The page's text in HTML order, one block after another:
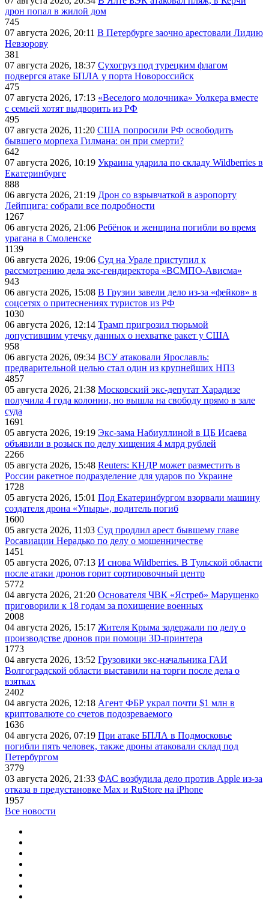
дрон попал в жилой дом
745
07 августа 2026, 20:11 В Петербурге заочно арестовали Лидию
Невзорову
381
07 августа 2026, 18:37 Сухогруз под турецким флагом
подвергся атаке БПЛА у порта Новороссийск
475
07 августа 2026, 17:13 «Веселого молочника» Уолкера вместе
с семьей хотят выдворить из РФ
495
07 августа 2026, 11:20 США попросили РФ освободить
бывшего морпеха Гилмана: он при смерти?
642
07 августа 2026, 10:19 Украина ударила по складу Wildberries в
Екатеринбурге
888
06 августа 2026, 21:19 Дрон со взрывчаткой в аэропорту
Лейпцига: собрали все подробности
1267
06 августа 2026, 21:06 Ребёнок и женщина погибли во время
урагана в Смоленске
1139
06 августа 2026, 19:06 Суд на Урале приступил к
рассмотрению дела экс-гендиректора «ВСМПО-Ависма»
943
06 августа 2026, 15:08 В Грузии завели дело из-за «фейков» в
соцсетях о притеснениях туристов из РФ
1030
06 августа 2026, 12:14 Трамп пригрозил тюрьмой
допустившим утечку данных о нехватке ракет у США
958
06 августа 2026, 09:34 ВСУ атаковали Ярославль:
предварительной целью стал один из крупнейших НПЗ
4857
05 августа 2026, 21:38 Московский экс-депутат Харадизе
получила 4 года колонии, но вышла на свободу прямо в зале
суда
1691
05 августа 2026, 19:19 Экс-зама Набиуллиной в ЦБ Исаева
объявили в розыск по делу хищения 4 млрд рублей
2266
05 августа 2026, 15:48 Reuters: КНДР может разместить в
России ракетное подразделение для ударов по Украине
1728
05 августа 2026, 15:01 Под Екатеринбургом взорвали машину
создателя дрона «Упырь», водитель погиб
1600
05 августа 2026, 11:03 Суд продлил арест бывшему главе
Росавиации Нерадько по делу о мошенничестве
1451
05 августа 2026, 07:13 И снова Wildberries. В Тульской области
после атаки дронов горит сортировочный центр
5772
04 августа 2026, 21:20 Основателя ЧВК «Ястреб» Марущенко
приговорили к 18 годам за похищение военных
2008
04 августа 2026, 15:17 Жителя Крыма задержали по делу о
производстве дронов при помощи 3D‑принтера
1773
04 августа 2026, 13:52 Грузовики экс-начальника ГАИ
Волгоградской области выставили на торги после дела о
взятках
2402
04 августа 2026, 12:18 Агент ФБР украл почти $1 млн в
криптовалюте со счетов подозреваемого
1636
04 августа 2026, 07:19 При атаке БПЛА в Подмосковье
погибли пять человек, также дроны атаковали склад под
Петербургом
3779
03 августа 2026, 21:33 ФАС возбудила дело против Apple из-за
отказа в предустановке Max и RuStore на iPhone
1957
Все новости